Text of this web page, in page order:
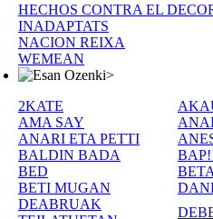
HECHOS CONTRA EL
INADAPTATS
NACION REIXA
WEMEAN
>
2KATE
AMA SAY
ANARI ETA PETTI
BALDIN BADA
BED
BETI MUGAN
DEABRUAK